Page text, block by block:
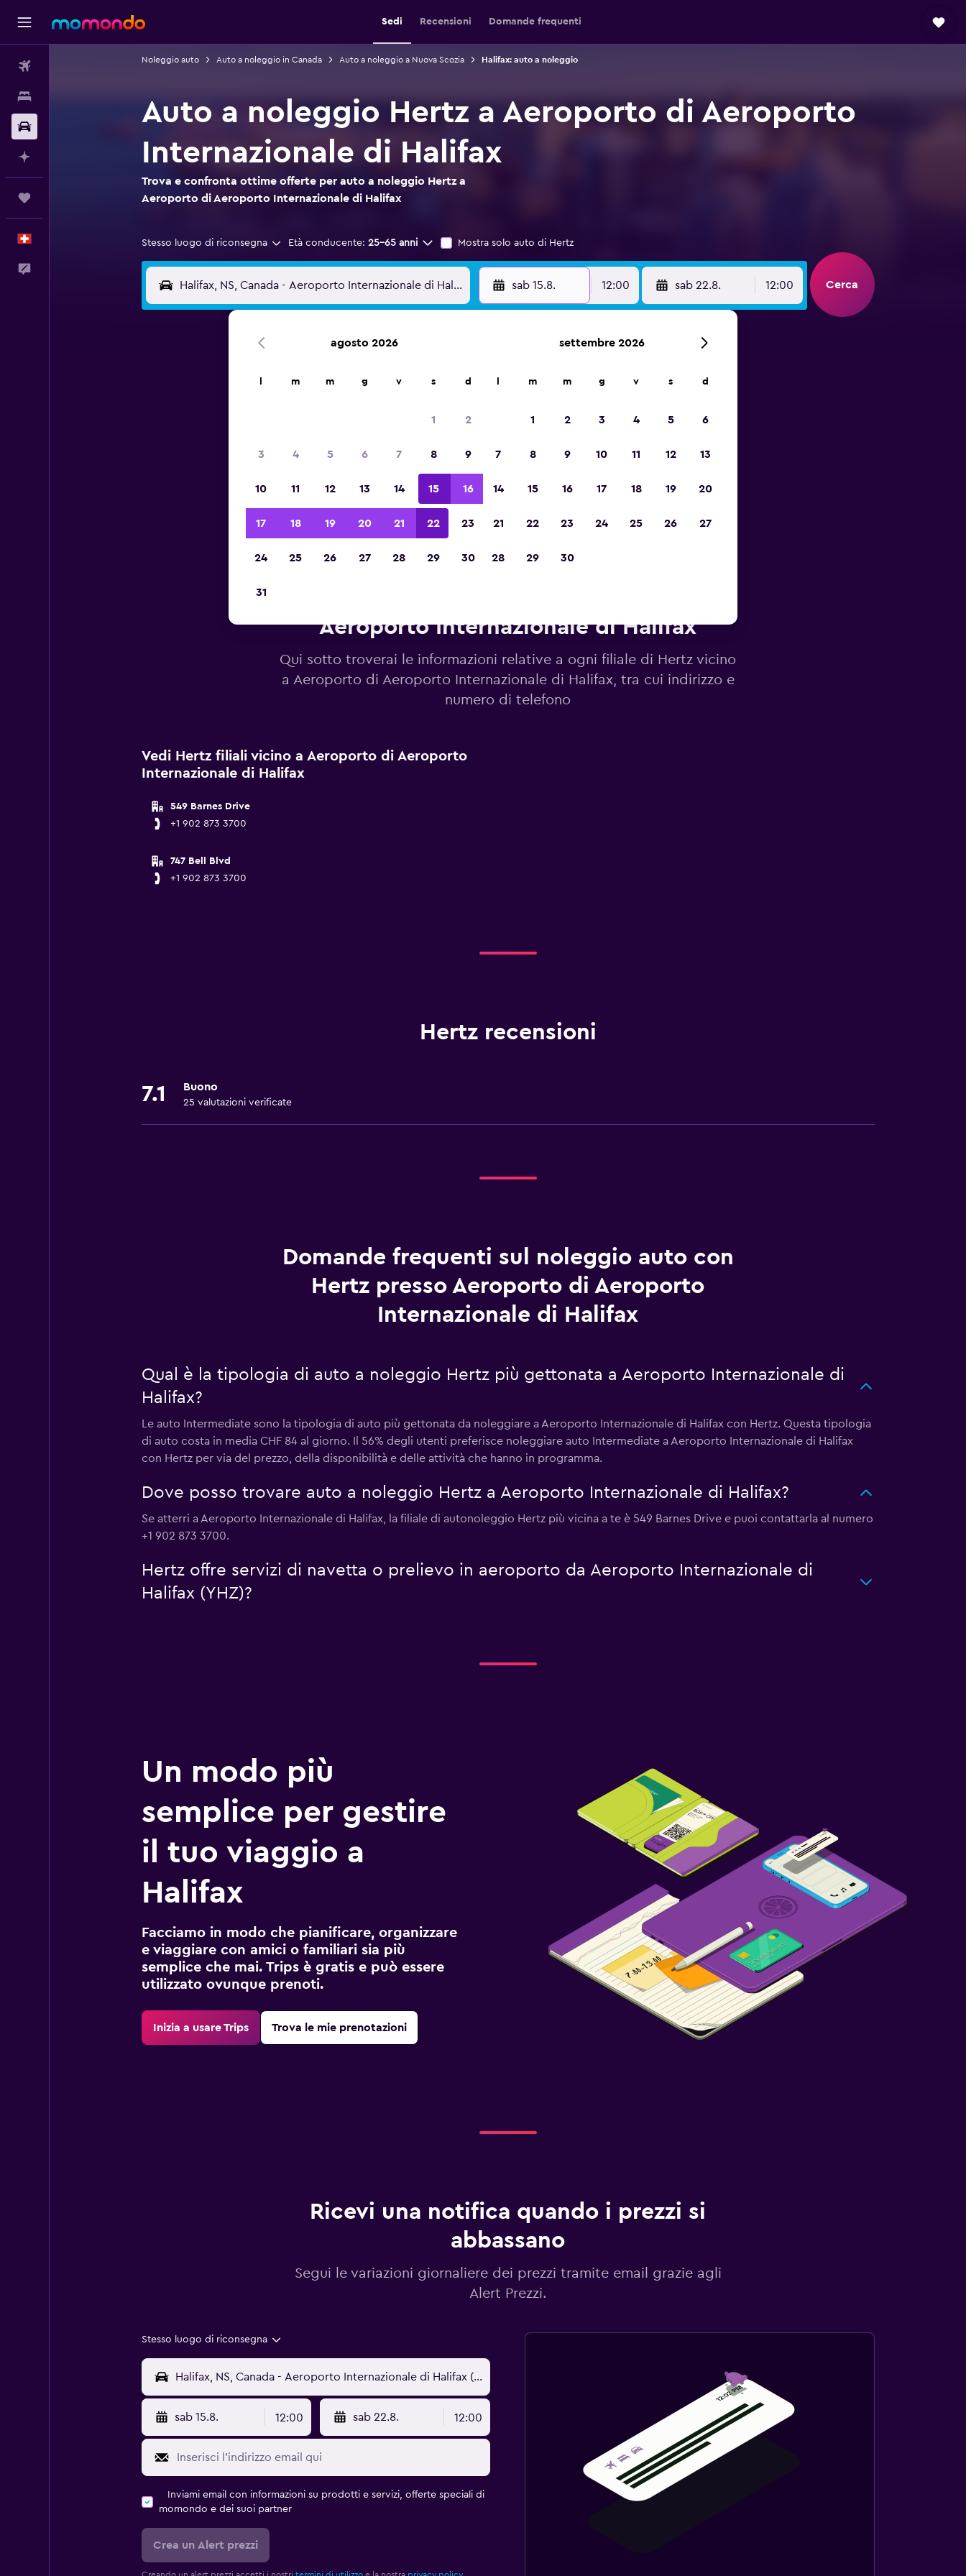
Sedi Recensioni Domande frequenti
Noleggio auto Auto a noleggio in Canada Auto a noleggio a Nuova Scozia Halifax: auto a noleggio
Auto a noleggio Hertz a Aeroporto di Aeroporto
Internazionale di Halifax
Trova e confronta ottime offerte per auto a noleggio Hertz a
Aeroporto di Aeroporto Internazionale di Halifax
Stesso luogo di riconsegna Età conducente: 25-65 anni Mostra solo auto di Hertz
sab 15.8. 12:00 sab 22.8. 12:00 Cerca
d'Europa 2023
Aeroporto Internazionale di Halifax
Qui sotto troverai le informazioni relative a ogni filiale di Hertz vicino
a Aeroporto di Aeroporto Internazionale di Halifax, tra cui indirizzo e
numero di telefono
Vedi Hertz filiali vicino a Aeroporto di Aeroporto
Internazionale di Halifax
549 Barnes Drive
+1 902 873 3700
747 Bell Blvd
+1 902 873 3700
Hertz recensioni
7.1 Buono
25 valutazioni verificate
Domande frequenti sul noleggio auto con
Hertz presso Aeroporto di Aeroporto
Internazionale di Halifax
Qual è la tipologia di auto a noleggio Hertz più gettonata a Aeroporto Internazionale di
Halifax?
Le auto Intermediate sono la tipologia di auto più gettonata da noleggiare a Aeroporto Internazionale di Halifax con Hertz. Questa tipologia
di auto costa in media CHF 84 al giorno. Il 56% degli utenti preferisce noleggiare auto Intermediate a Aeroporto Internazionale di Halifax
con Hertz per via del prezzo, della disponibilità e delle attività che hanno in programma.
Dove posso trovare auto a noleggio Hertz a Aeroporto Internazionale di Halifax?
Se atterri a Aeroporto Internazionale di Halifax, la filiale di autonoleggio Hertz più vicina a te è 549 Barnes Drive e puoi contattarla al numero
+1 902 873 3700.
Hertz offre servizi di navetta o prelievo in aeroporto da Aeroporto Internazionale di
Halifax (YHZ)?
Un modo più
semplice per gestire
il tuo viaggio a
Halifax
Facciamo in modo che pianificare, organizzare
e viaggiare con amici o familiari sia più
semplice che mai. Trips è gratis e può essere
utilizzato ovunque prenoti.
Inizia a usare Trips Trova le mie prenotazioni
Ricevi una notifica quando i prezzi si
abbassano
Segui le variazioni giornaliere dei prezzi tramite email grazie agli
Alert Prezzi.
Stesso luogo di riconsegna
sab 15.8. 12:00 sab 22.8. 12:00
Inviami email con informazioni su prodotti e servizi, offerte speciali di
momondo e dei suoi partner
Crea un Alert prezzi
agosto 2026
m m g v s d
1 2
3 4 5 6 7 8 9
10 11 12 13 14 15 16
17 18 19 20 21 22 23
24 25 26 27 28 29 30
31
settembre 2026
m m g v s d
1 2 3 4 5 6
7 8 9 10 11 12 13
14 15 16 17 18 19 20
21 22 23 24 25 26 27
28 29 30